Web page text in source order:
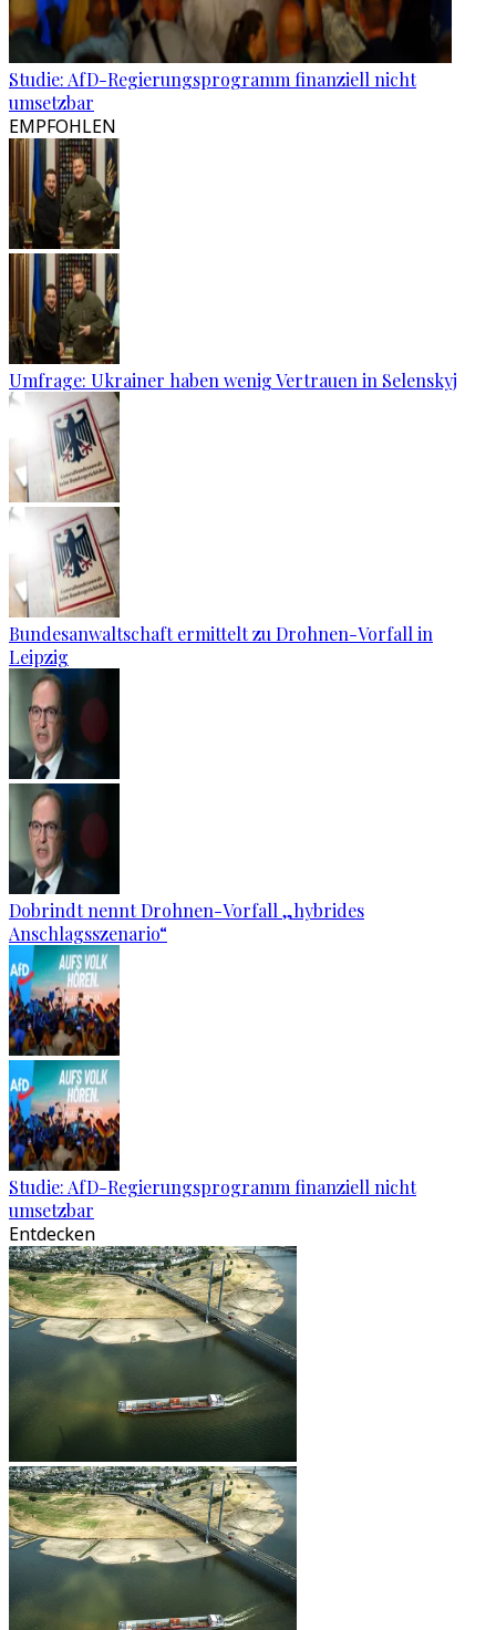
Studie: AfD-Regierungsprogramm finanziell nicht
umsetzbar
EMPFOHLEN
Umfrage: Ukrainer haben wenig Vertrauen in Selenskyj
Bundesanwaltschaft ermittelt zu Drohnen-Vorfall in
Leipzig
Dobrindt nennt Drohnen-Vorfall „hybrides
Anschlagsszenario“
Studie: AfD-Regierungsprogramm finanziell nicht
umsetzbar
Entdecken